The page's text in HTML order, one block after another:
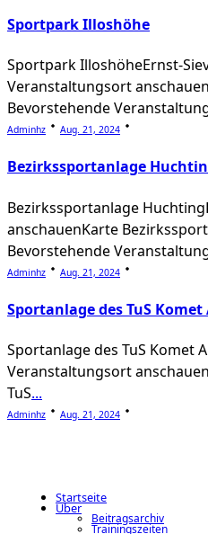
reader-
Sportpark Illoshöhe
Sportpark IlloshöheErnst-
Veranstaltungsort
Bevorstehende
Adminhz Aug. 21, 2024
Bezirkssportanlage
Bezirkssportanlage
anschauenKarte
Bevorstehende
Adminhz Aug. 21, 2024
Sportanlage des TuS Komet
Sportanlage des TuS Komet
Veranstaltungsort
TuS...
Adminhz Aug. 21, 2024
Startseite
Über
Beitragsarchiv
Trainingszeiten